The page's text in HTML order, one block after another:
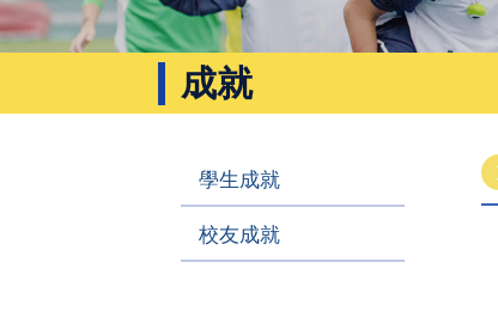
成就
學生成就
校友成就